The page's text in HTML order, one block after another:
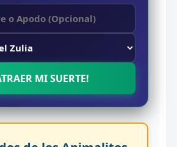
MI SUERTE!